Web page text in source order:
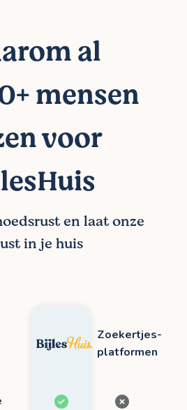
al
mensen
voor
en laat onze
in je huis
Zoekertjes-
platformen